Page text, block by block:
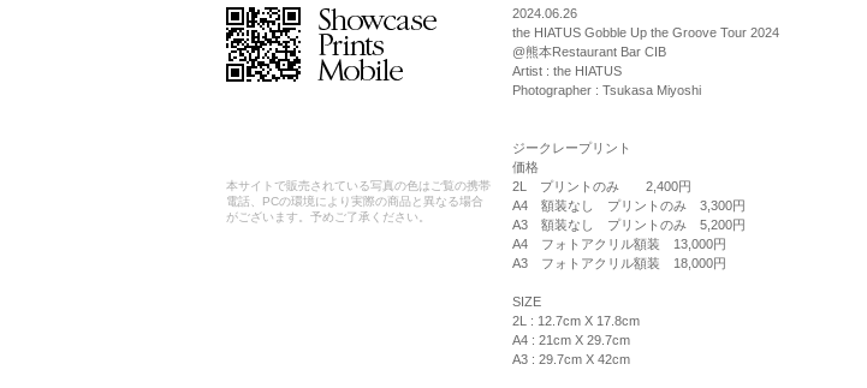
本サイトで販売されている写真の色はご覧の携帯
電話、PCの環境により実際の商品と異なる場合
がございます。予めご了承ください。
2024.06.26
the HIATUS Gobble Up the Groove Tour 2024
@熊本Restaurant Bar CIB
Artist : the HIATUS
Photographer : Tsukasa Miyoshi
ジークレープリント
価格
2L プリントのみ 2,400円
A4 額装なし プリントのみ 3,300円
A3 額装なし プリントのみ 5,200円
A4 フォトアクリル額装 13,000円
A3 フォトアクリル額装 18,000円
SIZE
2L : 12.7cm X 17.8cm
A4 : 21cm X 29.7cm
A3 : 29.7cm X 42cm